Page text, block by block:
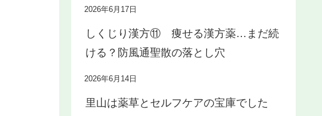
2026年6月17日
しくじり漢方⑪ 痩せる漢方薬…まだ続
ける？防風通聖散の落とし穴
2026年6月14日
里山は薬草とセルフケアの宝庫でした